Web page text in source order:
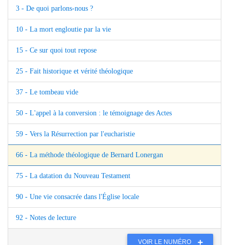
3 - De quoi parlons-nous ?
10 - La mort engloutie par la vie
15 - Ce sur quoi tout repose
25 - Fait historique et vérité théologique
37 - Le tombeau vide
50 - L'appel à la conversion : le témoignage des Actes
59 - Vers la Résurrection par l'eucharistie
66 - La méthode théologique de Bernard Lonergan
75 - La datation du Nouveau Testament
90 - Une vie consacrée dans l'Église locale
92 - Notes de lecture
VOIR LE NUMÉRO